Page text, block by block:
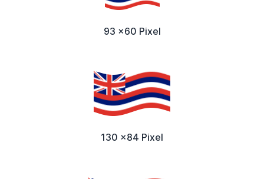
93 x60 Pixel
130 x84 Pixel